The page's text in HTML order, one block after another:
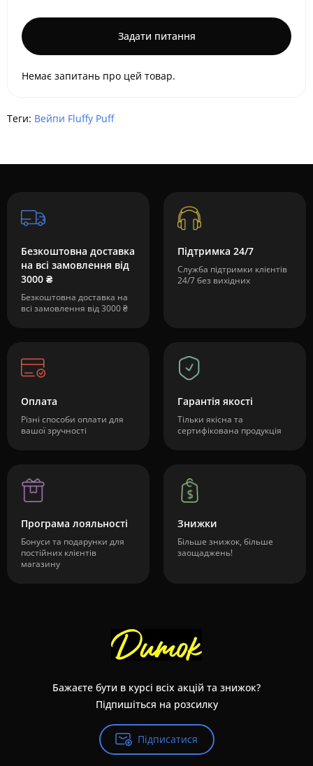
Задати питання
Немає запитань про цей товар.
Теги: Вейпи Fluffy Puff
Безкоштовна доставка
на всі замовлення від
3000 ₴
Безкоштовна доставка на
всі замовлення від 3000 ₴
Підтримка 24/7
Служба підтримки клієнтів
24/7 без вихідних
Оплата
Різні способи оплати для
вашої зручності
Гарантія якості
Тільки якісна та
сертифікована продукція
Програма лояльності
Бонуси та подарунки для
постійних клієнтів
магазину
Знижки
Більше знижок, більше
заощаджень!
Бажаєте бути в курсі всіх акцій та знижок?
Підпишіться на розсилку
Підписатися